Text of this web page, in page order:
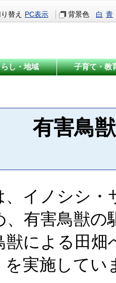
替え PC表示 背景色 白 青
し・地域 子育て・教
有害鳥
イノシシ・
、有害鳥獣の
獣による田畑
を実施して